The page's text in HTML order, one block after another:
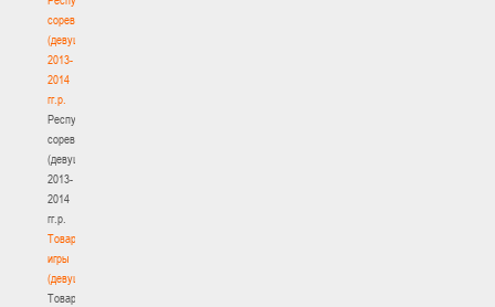
соревнования
(девушки)
2013-
2014
гг.р.
Республиканские
соревнования
(девушки)
2013-
2014
гг.р.
Товарищеские
игры
(девушки)
Товарищеские